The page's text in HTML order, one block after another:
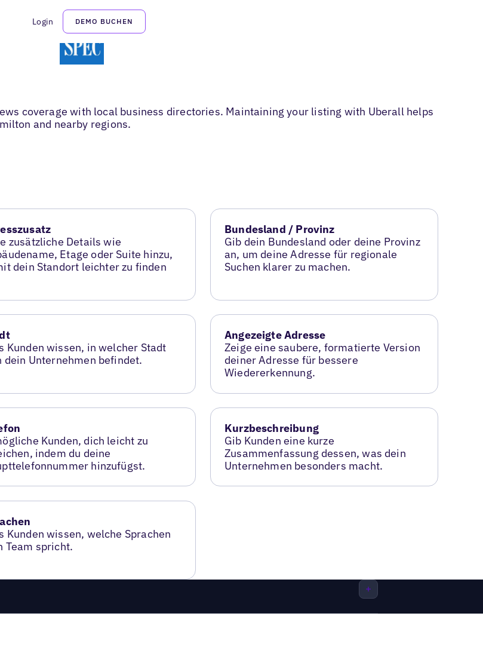
Login DEMO BUCHEN
coverage with local business directories. Maintaining your listing with Uberall helps
and nearby regions.
zusätzliche Details wie
Etage oder Suite hinzu,
dein Standort leichter zu finden
Bundesland / Provinz
Gib dein Bundesland oder deine Provinz
an, um deine Adresse für regionale
Suchen klarer zu machen.
Kunden wissen, in welcher Stadt
dein Unternehmen befindet.
Angezeigte Adresse
Zeige eine saubere, formatierte Version
deiner Adresse für bessere
Wiedererkennung.
Kunden, dich leicht zu
indem du deine
hinzufügst.
Kurzbeschreibung
Gib Kunden eine kurze
Zusammenfassung dessen, was dein
Unternehmen besonders macht.
Kunden wissen, welche Sprachen
Team spricht.